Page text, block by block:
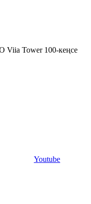
Viia Tower 100-кеңсе
Youtube